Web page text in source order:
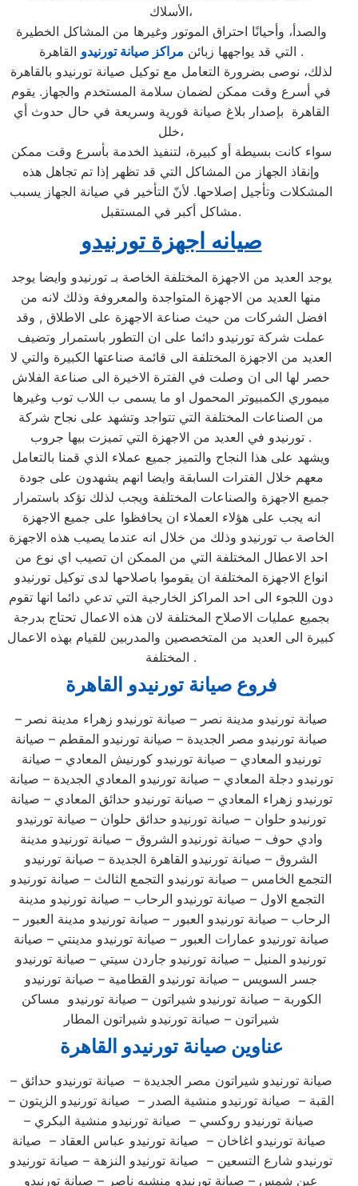
الأسلاك،
والصدأ، وأحيانًا احتراق الموتور وغيرها من المشاكل الخطيرة
التي قد يواجهها زبائن مراكز صيانة تورنيدو
القاهرة .
لذلك، نوصى بضرورة التعامل مع توكيل صيانة تورنيدو بالقاهرة
في أسرع وقت ممكن لضمان سلامة المستخدم والجهاز. يقوم
القاهرة بإصدار بلاغ صيانة فورية وسريعة في حال حدوث أي
خلل،
سواء كانت بسيطة أو كبيرة، لتنفيذ الخدمة بأسرع وقت ممكن
وإنقاذ الجهاز من المشاكل التي قد تظهر إذا تم تجاهل هذه
المشكلات وتأجيل إصلاحها. لأنّ التأخير في صيانة الجهاز يسبب
مشاكل أكبر في المستقبل.
صيانه اجهزة تورنيدو
يوجد العديد من الاجهزة المختلفة الخاصة بـ تورنيدو وايضا يوجد
منها العديد من الاجهزة المتواجدة والمعروفة وذلك لانه من
افضل الشركات من حيث صناعة الاجهزة على الاطلاق , وقد
عملت شركة تورنيدو دائما على ان التطور باستمرار وتضيف
العديد من الاجهزة المختلفة الى قائمة صناعتها الكبيرة والتي لا
حصر لها الى ان وصلت في الفترة الاخيرة الى صناعة الفلاش
ميموري الكمبيوتر المحمول او ما يسمى ب اللاب توب وغيرها
من الصناعات المختلفة التي تتواجد وتشهد على نجاح شركة
تورنيدو في العديد من الاجهزة التي تميزت بيها جروب .
ويشهد على هذا النجاح والتميز جميع عملاء الذي قمنا بالتعامل
معهم خلال الفترات السابقة وايضا انهم يشهدون على جودة
جميع الاجهزة والصناعات المختلفة ويجب لذلك نؤكد باستمرار
انه يجب على هؤلاء العملاء ان يحافظوا على جميع الاجهزة
الخاصة ب تورنيدو وذلك من خلال انه عندما يصيب هذه الاجهزة
احد الاعطال المختلفة التي من الممكن ان تصيب اي نوع من
انواع الاجهزة المختلفة ان يقوموا باصلاحها لدى توكيل تورنيدو
دون اللجوء الى احد المراكز الخارجية التي تدعي دائما انها تقوم
بجميع عمليات الاصلاح المختلفة لان هذه الاعمال تحتاج بدرجة
كبيرة الى العديد من المتخصصين والمدربين للقيام بهذه الاعمال
المختلفة .
فروع صيانة تورنيدو القاهرة
صيانة تورنيدو مدينة نصر – صيانة تورنيدو زهراء مدينة نصر –
صيانة تورنيدو مصر الجديدة – صيانة تورنيدو المقطم – صيانة
تورنيدو المعادي – صيانة تورنيدو كورنيش المعادي – صيانة
تورنيدو دجلة المعادي – صيانة تورنيدو المعادي الجديدة – صيانة
تورنيدو زهراء المعادي – صيانة تورنيدو حدائق المعادي – صيانة
تورنيدو حلوان – صيانة تورنيدو حدائق حلوان – صيانة تورنيدو
وادي حوف – صيانة تورنيدو الشروق – صيانة تورنيدو مدينة
الشروق – صيانة تورنيدو القاهرة الجديدة – صيانة تورنيدو
التجمع الخامس – صيانة تورنيدو التجمع الثالث – صيانة تورنيدو
التجمع الاول – صيانة تورنيدو الرحاب – صيانة تورنيدو مدينة
الرحاب – صيانة تورنيدو العبور – صيانة تورنيدو مدينة العبور –
صيانة تورنيدو عمارات العبور – صيانة تورنيدو مدينتي – صيانة
تورنيدو المنيل – صيانة تورنيدو جاردن سيتي – صيانة تورنيدو
جسر السويس – صيانة تورنيدو القطامية – صيانة تورنيدو
الكوربة – صيانة تورنيدو شيراتون – صيانة تورنيدو مساكن
شيراتون – صيانة تورنيدو شيراتون المطار
عناوين صيانةتورنيدو القاهرة
– صيانة تورنيدو شيراتون مصر الجديدة – صيانة تورنيدو حدائق
القبة – صيانة تورنيدو منشية الصدر – صيانة تورنيدو الزيتون –
صيانة تورنيدو روكسي – صيانة تورنيدو منشية البكري –
صيانة تورنيدو اغاخان – صيانة تورنيدو عباس العقاد – صيانة
تورنيدو شارع التسعين – صيانة تورنيدو النزهة – صيانة تورنيدو
عين شمس – صيانة تورنيدو منشيه ناصر – صيانة تورنيدو